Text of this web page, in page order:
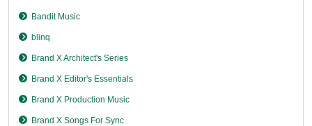
Bandit Music
blinq
Brand X Architect's Series
Brand X Editor's Essentials
Brand X Production Music
Brand X Songs For Sync